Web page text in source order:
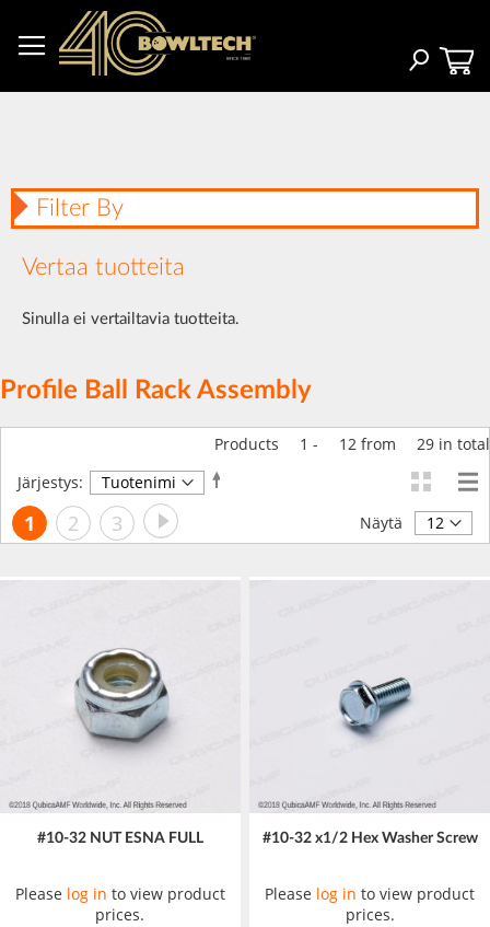
Content
Haku
Profile Ball Rack Assembly
Products 1 - 12 from 29 in total
Järjestys:
Aseta
Sivu
Luet
hetkellä
1 Sivu
2 Sivu
3 Sivu
Seuraava Näytä
#10-32 NUT ESNA FULL
Please log in to view product
prices.
#10-32 x1/2 Hex Washer Screw
Please log in to view product
prices.
Filter By
Vertaa tuotteita
Sinulla ei vertailtavia tuotteita.